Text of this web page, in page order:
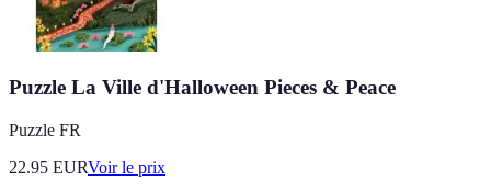
Puzzle La Ville d'Halloween Pieces & Peace
Puzzle FR
22.95 EURVoir le prix